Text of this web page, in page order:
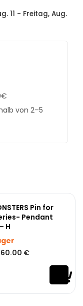
11 - Freitag, Aug.
von 2–5
Pin for
Pendant
H
60.00 €